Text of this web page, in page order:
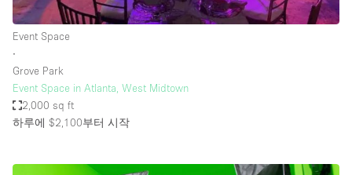
Event Space
∙
Grove Park
Event Space in Atlanta, West Midtown
2,000 sq ft
하루에 $2,100부터 시작